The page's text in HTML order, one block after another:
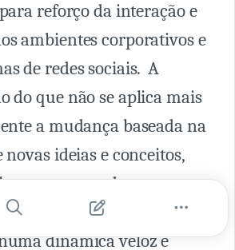
reforço da interação e
ambientes corporativos e
de redes sociais. A
do que não se aplica mais
a mudança baseada na
ideias e conceitos,
uma arena de mega
e encontros expostos
dinâmica veloz e